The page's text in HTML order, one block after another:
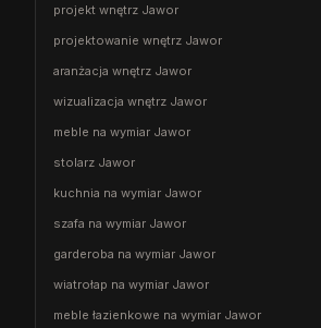
projekt wnętrz Jawor
projektowanie wnętrz Jawor
aranżacja wnętrz Jawor
wizualizacja wnętrz Jawor
meble na wymiar Jawor
stolarz Jawor
kuchnia na wymiar Jawor
szafa na wymiar Jawor
garderoba na wymiar Jawor
wiatrołap na wymiar Jawor
meble łazienkowe na wymiar Jawor